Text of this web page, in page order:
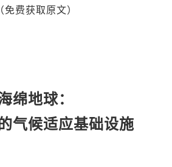
（免费获取原文）
绵地球：
气候适应基础设施